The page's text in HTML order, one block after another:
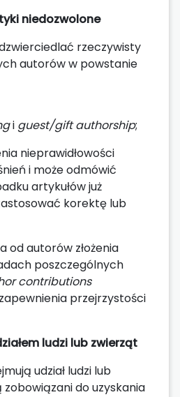
niedozwolone
rzeczywisty
autorów w powstanie
i guest/gift authorship;
nieprawidłowości
i może odmówić
artykułów już
korektę lub
od autorów złożenia
poszczególnych
contributions
przejrzystości
ludzi lub zwierząt
udział ludzi lub
do uzyskania